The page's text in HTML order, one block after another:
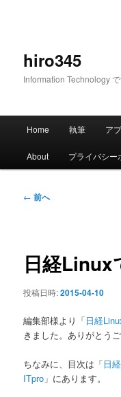
hiro345
Information Technology
メ
Home 執筆 ア
About プライバシー
投
ゲ
ー
ョ
← 前へ
日経Linux
投稿日時:2015-04-10
編集部様より「日経
きました。ありがとう
ちなみに、目次は「日
ITpro 」にあります。